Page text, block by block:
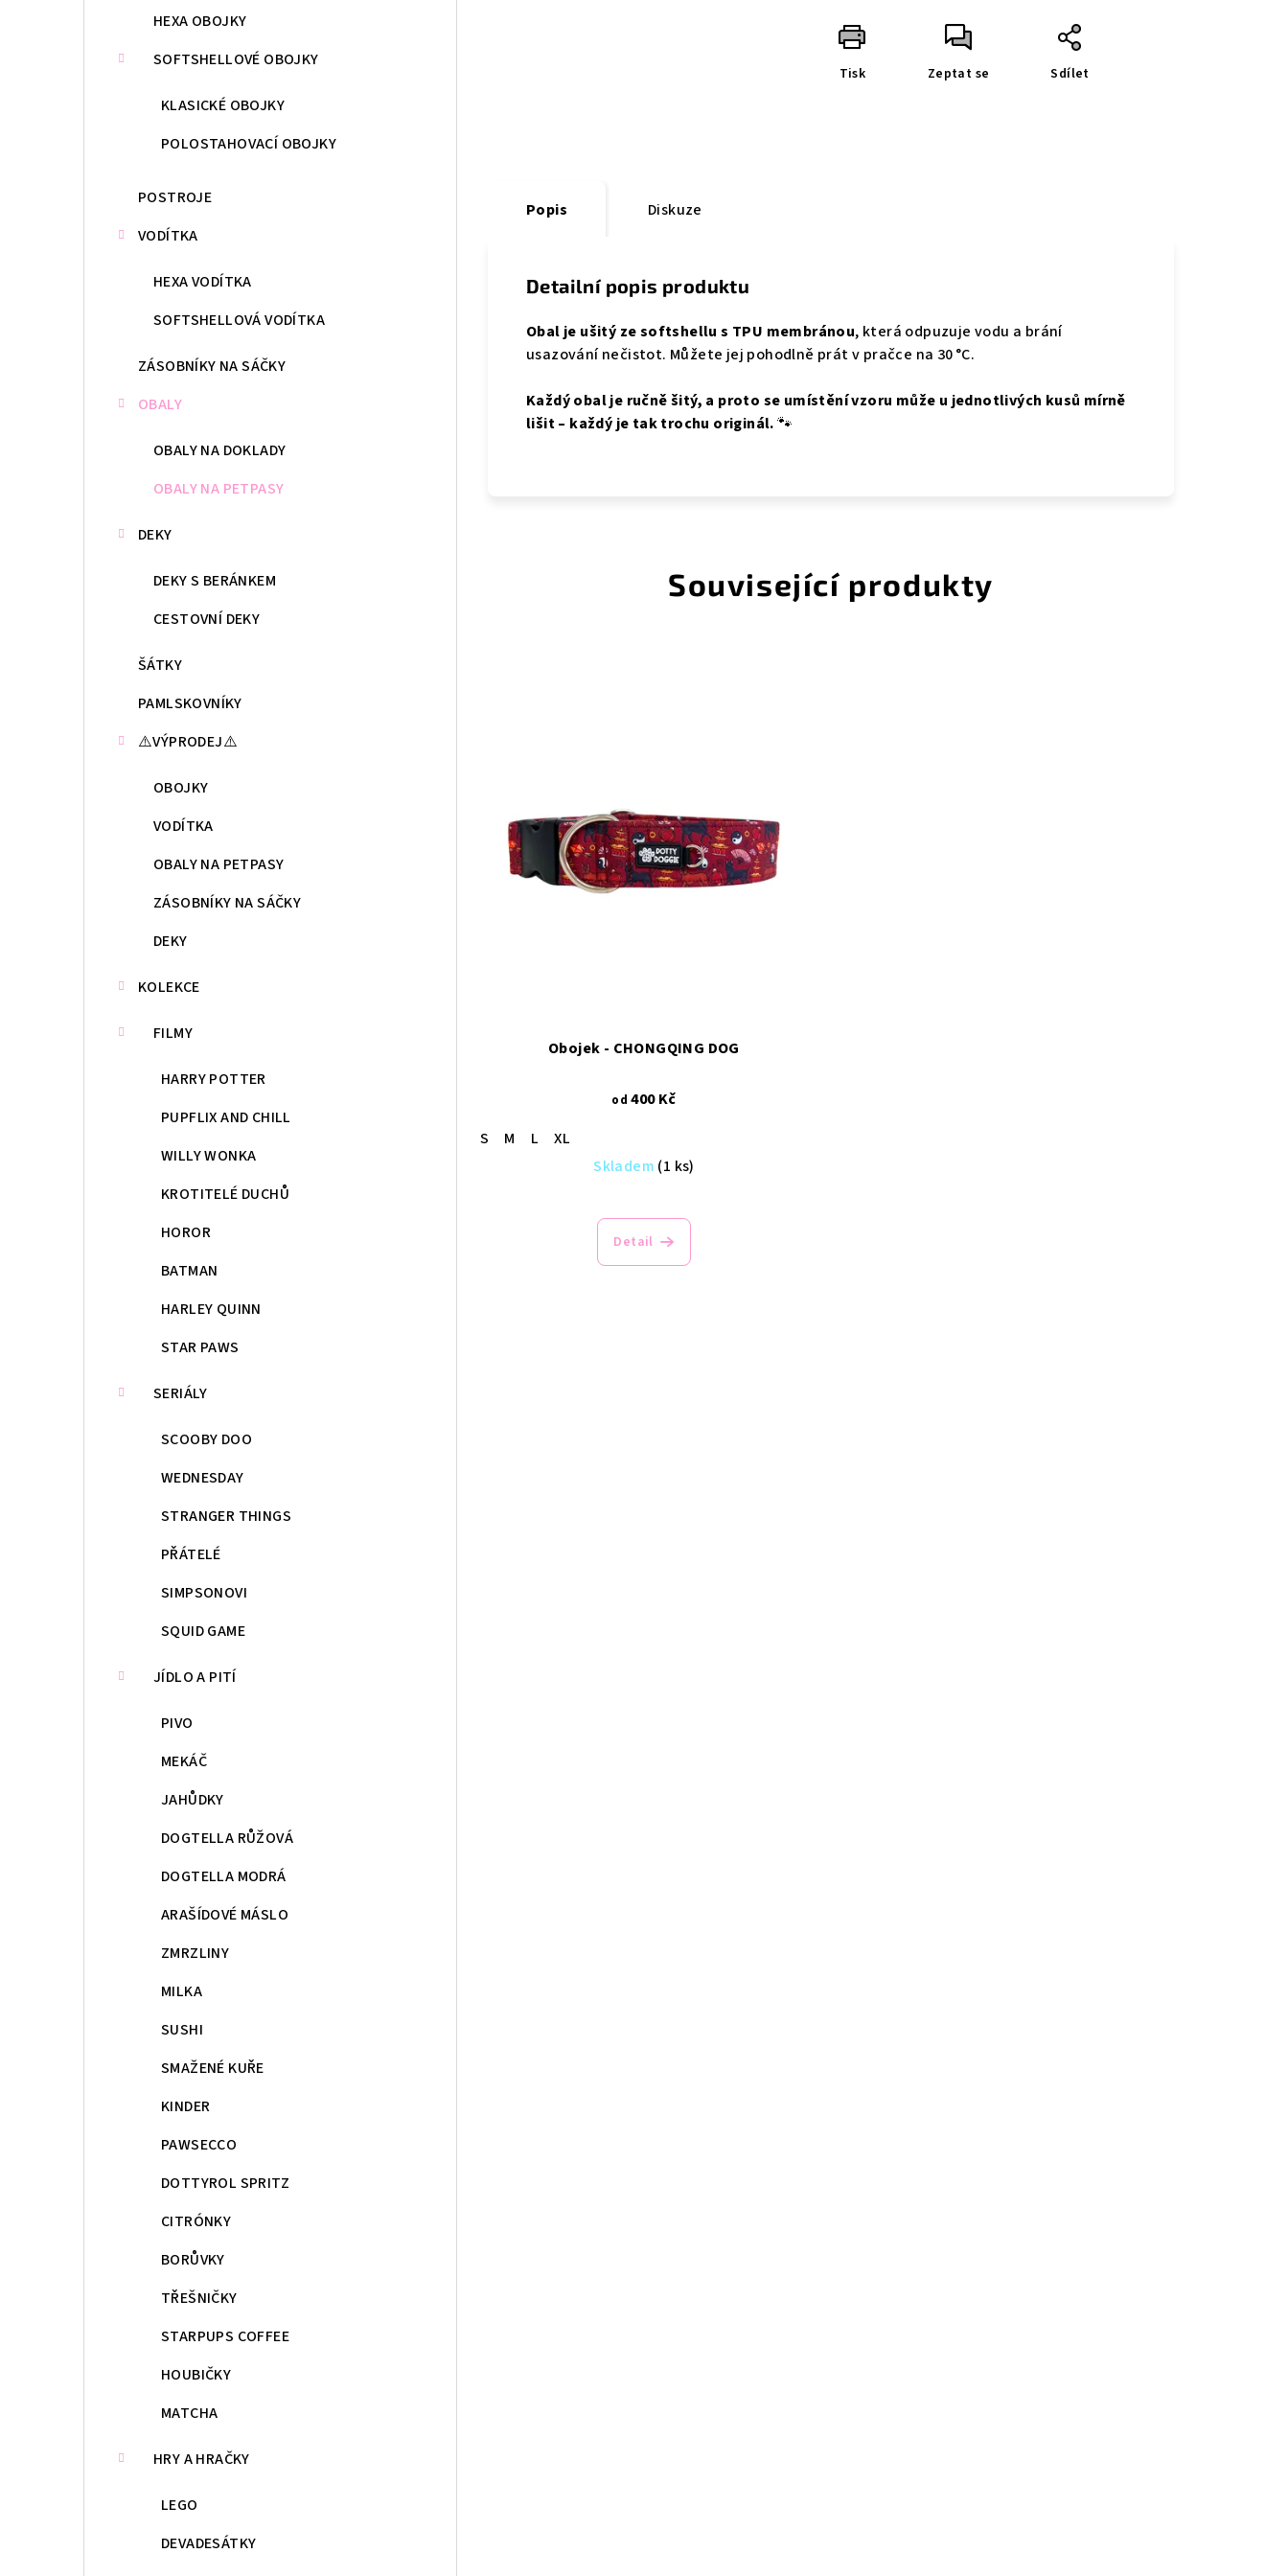
HEXA OBOJKY
SOFTSHELLOVÉ OBOJKY
KLASICKÉ OBOJKY
POLOSTAHOVACÍ OBOJKY
POSTROJE
VODÍTKA
HEXA VODÍTKA
SOFTSHELLOVÁ VODÍTKA
ZÁSOBNÍKY NA SÁČKY
OBALY
OBALY NA DOKLADY
OBALY NA PETPASY
DEKY
DEKY S BERÁNKEM
CESTOVNÍ DEKY
ŠÁTKY
PAMLSKOVNÍKY
⚠️VÝPRODEJ⚠️
OBOJKY
VODÍTKA
OBALY NA PETPASY
ZÁSOBNÍKY NA SÁČKY
DEKY
KOLEKCE
FILMY
HARRY POTTER
PUPFLIX AND CHILL
WILLY WONKA
KROTITELÉ DUCHŮ
HOROR
BATMAN
HARLEY QUINN
STAR PAWS
SERIÁLY
SCOOBY DOO
WEDNESDAY
STRANGER THINGS
PŘÁTELÉ
SIMPSONOVI
SQUID GAME
JÍDLO A PITÍ
PIVO
MEKÁČ
JAHŮDKY
DOGTELLA RŮŽOVÁ
DOGTELLA MODRÁ
ARAŠÍDOVÉ MÁSLO
ZMRZLINY
MILKA
SUSHI
SMAŽENÉ KUŘE
KINDER
PAWSECCO
DOTTYROL SPRITZ
CITRÓNKY
BORŮVKY
TŘEŠNIČKY
STARPUPS COFFEE
HOUBIČKY
MATCHA
HRY A HRAČKY
LEGO
DEVADESÁTKY
Tisk Zeptat se Sdílet
Popis Diskuze
Detailní popis produktu
Obal je ušitý ze softshellu s TPU membránou, která odpuzuje vodu a brání
usazování nečistot. Můžete jej pohodlně prát v pračce na 30 °C.
Každý obal je ručně šitý, a proto se umístění vzoru může u jednotlivých kusů mírně
lišit – každý je tak trochu originál.🐾
Související produkty
Obojek - CHONGQING DOG
od 400 Kč
S
M L
XL
Skladem (1 ks)
Detail